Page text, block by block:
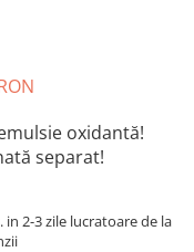
oxidantă!
separat!
2-3 zile lucratoare de la